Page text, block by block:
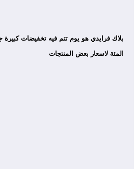
المئة لاسعار بعض المنتجات